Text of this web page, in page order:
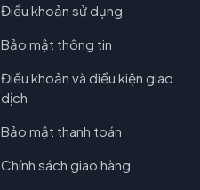
Điều khoản sử dụng
Bảo mật thông tin
Điều khoản và điều kiện giao
dịch
Bảo mật thanh toán
Chính sách giao hàng